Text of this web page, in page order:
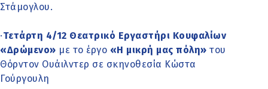
Στάμογλου.
·Τετάρτη 4/12 Θεατρικό Εργαστήρι Κουφαλίων
«Δρώμενο» με το έργο «Η μικρή μας πόλη» του
Θόρντον Ουάιλντερ σε σκηνοθεσία Κώστα
Γούργουλη